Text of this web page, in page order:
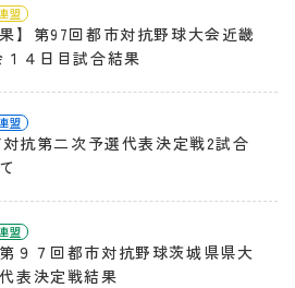
盟
】第97回都市対抗野球大会近畿
４日目試合結果
盟
抗第二次予選代表決定戦2試合
盟
９７回都市対抗野球茨城県県大
表決定戦結果